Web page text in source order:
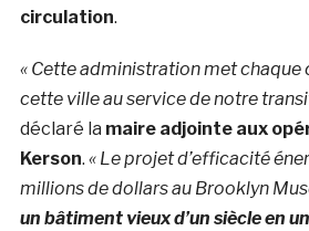
circulation.
« Cette administration met chaque
cette ville au service de notre
déclaré la maire adjointe aux
Kerson. « Le projet d’efficacité
millions de dollars au Brooklyn
un bâtiment vieux d’un siècle en